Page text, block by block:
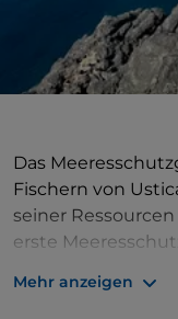
Das
Fischern von
seiner
erste
wurde. Darüber
Mehr anzeigen